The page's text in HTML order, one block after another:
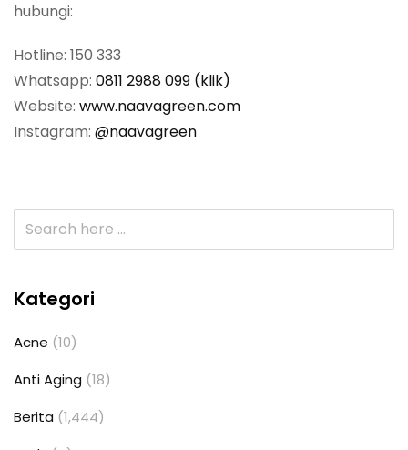
hubungi:
Hotline: 150 333
Whatsapp: 0811 2988 099 (klik)
Website: www.naavagreen.com
Instagram: @naavagreen
Kategori
Acne (10)
Anti Aging (18)
Berita (1,444)